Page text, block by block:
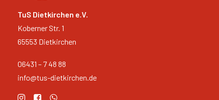
TuS Dietkirchen e.V.
Koberner Str. 1
65553 Dietkirchen
06431 – 7 48 88
info@tus-dietkirchen.de